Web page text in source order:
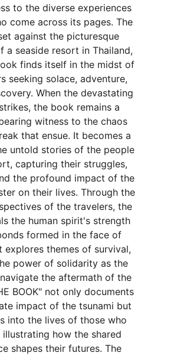
to the diverse experiences
come across its pages. The
against the picturesque
a seaside resort in Thailand,
finds itself in the midst of
seeking solace, adventure,
When the devastating
the book remains a
witness to the chaos
that ensue. It becomes a
untold stories of the people
capturing their struggles,
the profound impact of the
on their lives. Through the
of the travelers, the
the human spirit's strength
formed in the face of
explores themes of survival,
power of solidarity as the
the aftermath of the
BOOK" not only documents
impact of the tsunami but
into the lives of those who
illustrating how the shared
shapes their futures. The